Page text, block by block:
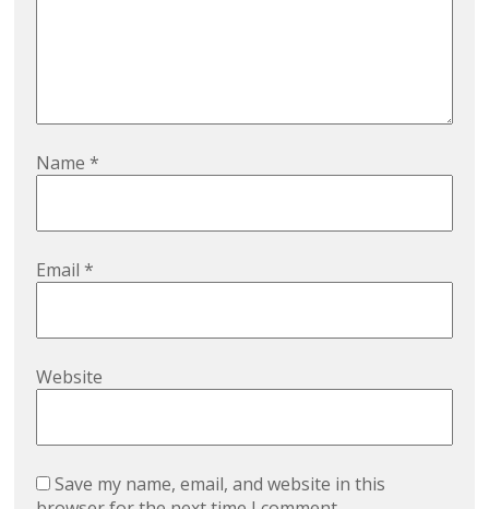
Name*
Email*
Website
Save my name, email, and website in this